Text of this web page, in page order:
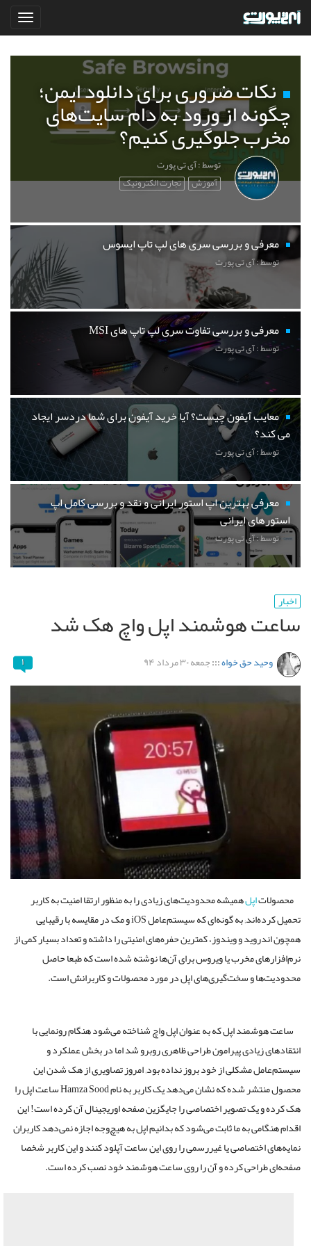
نکات ضروری برای دانلود ایمن؛
چگونه از ورود به دام سایت‌های
مخرب جلوگیری کنیم؟
توسط : آی تی پورت
آموزش تجارت الکترونیک
معرفی و بررسی سری های لپ تاپ ایسوس
توسط : آی تی پورت
معرفی و بررسی تفاوت سری لپ تاپ های MSI
توسط : آی تی پورت
معایب آیفون چیست؟ آیا خرید آیفون برای شما دردسر ایجاد
می کند؟
توسط : آی تی پورت
معرفی بهترین اپ استور ایرانی و نقد و بررسی کامل اپ
استورهای ایرانی
توسط : آی تی پورت
اخبار
ساعت هوشمند اپل واچ هک شد
وحید حق خواه:::جمعه ۳۰ مرداد ۹۴ ۱
محصولاتاپلهمیشه محدودیت‌های زیادی را به منظور ارتقا امنیت به کاربر
تحمیل کرده‌اند; به گونه‌ای که سیستم‌عامل iOS و مک در مقایسه با رقیبایی
همچون اندروید و ویندوز، کمترین حفره‌های امنیتی را داشته و تعداد بسیار کمی از
نرم‌افزار‌های مخرب یا ویروس برای آن‌ها نوشته شده است که طبعا حاصل
محدودیت‌ها و سخت‌گیری‌های اپل در مورد محصولات و کاربرانش است.
ساعت هوشمند اپل که به عنوان اپل واچ شناخته می‌شود هنگام رونمایی با
انتقاد‌های زیادی پیرامون طراحی ظاهری روبرو شد اما در بخش عملکرد و
سیستم‌عامل مشکلی از خود بروز نداده بود; امروز تصاویری از هک شدن این
محصول منتشر شده که نشان می‌دهد یک کاربر به نام Hamza Sood ساعت اپل را
هک کرده و یک تصویر اختصاصی را جایگزین صفحه اوریجینال آن کرده است! این
اقدام هنگامی به ما ثابت می‌شود که بدانیم اپل به هیچ‌وجه اجازه نمی‌دهد کاربران
نمایه‌های اختصاصی یا غیررسمی را روی این ساعت آپلود کنند و این کاربر شخصا
صفحه‌ای طراحی کرده و آن را روی ساعت هوشمند خود نصب کرده است.